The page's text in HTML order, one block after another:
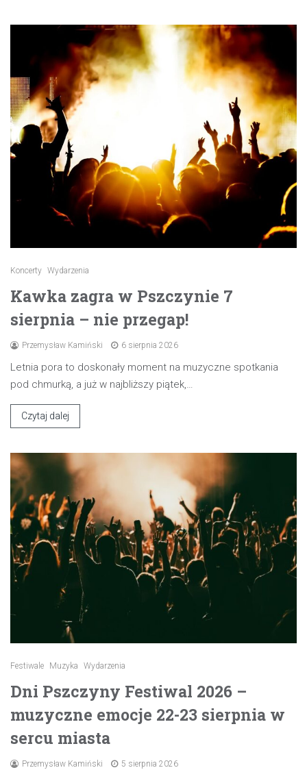
Koncerty Wydarzenia
Kawka zagra w Pszczynie 7
sierpnia – nie przegap!
Przemysław Kamiński 6 sierpnia 2026
Letnia pora to doskonały moment na muzyczne spotkania
pod chmurką, a już w najbliższy piątek,…
Czytaj dalej
Festiwale Muzyka Wydarzenia
Dni Pszczyny Festiwal 2026 –
muzyczne emocje 22-23 sierpnia w
sercu miasta
Przemysław Kamiński 5 sierpnia 2026